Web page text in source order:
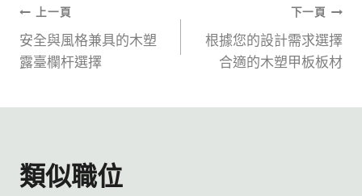
籤：
文
章
上一頁
安全與風格兼具的木塑
露臺欄杆選擇
下一頁
根據您的設計需求選擇
合適的木塑甲板板材
類似職位